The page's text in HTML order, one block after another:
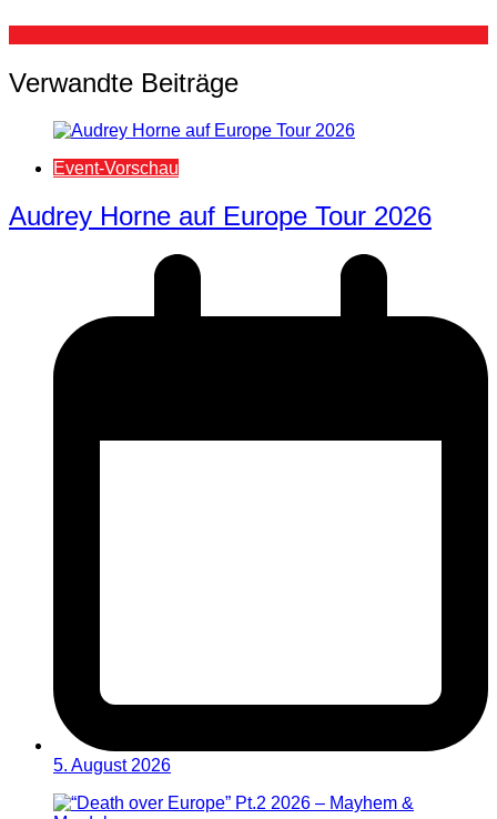
Verwandte Beiträge
Event-Vorschau
Audrey Horne auf Europe Tour 2026
5. August 2026